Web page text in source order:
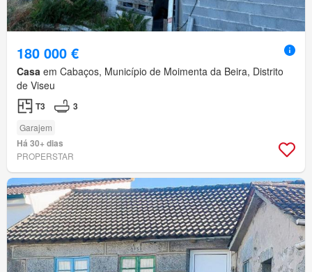
180 000 €
Casa em Cabaços, Município de Moimenta da Beira, Distrito
de Viseu
T3 3
Garajem
Há 30+ dias
PROPERSTAR